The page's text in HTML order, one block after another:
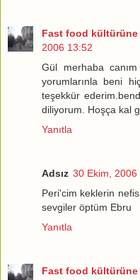
Fast food kültürüne
2006 13:52
Gül merhaba
yorumlarınla beni
teşekkür
diliyorum. Hoşça kal
Yanıtla
Adsız 30 Ekim, 2006
Peri'cim keklerin
sevgiler öptüm Ebru
Yanıtla
Fast food kültürüne